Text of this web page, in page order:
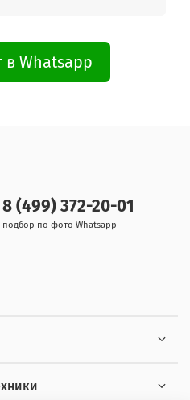
в Whatsapp
8 (499) 372-20-01
подбор по фото Whatsapp